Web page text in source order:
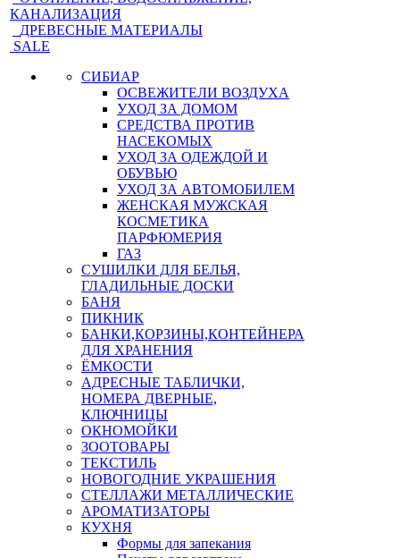
КАНАЛИЗАЦИЯ
ДРЕВЕСНЫЕ МАТЕРИАЛЫ
SALE
СИБИАР
ОСВЕЖИТЕЛИ ВОЗДУХА
УХОД ЗА ДОМОМ
СРЕДСТВА ПРОТИВ
НАСЕКОМЫХ
УХОД ЗА ОДЕЖДОЙ И
ОБУВЬЮ
УХОД ЗА АВТОМОБИЛЕМ
ЖЕНСКАЯ МУЖСКАЯ
КОСМЕТИКА
ПАРФЮМЕРИЯ
ГАЗ
СУШИЛКИ ДЛЯ БЕЛЬЯ,
ГЛАДИЛЬНЫЕ ДОСКИ
БАНЯ
ПИКНИК
БАНКИ,КОРЗИНЫ,КОНТЕЙНЕРА
ДЛЯ ХРАНЕНИЯ
ЁМКОСТИ
АДРЕСНЫЕ ТАБЛИЧКИ,
НОМЕРА ДВЕРНЫЕ,
КЛЮЧНИЦЫ
ОКНОМОЙКИ
ЗООТОВАРЫ
ТЕКСТИЛЬ
НОВОГОДНИЕ УКРАШЕНИЯ
СТЕЛЛАЖИ МЕТАЛЛИЧЕСКИЕ
АРОМАТИЗАТОРЫ
КУХНЯ
Формы для запекания